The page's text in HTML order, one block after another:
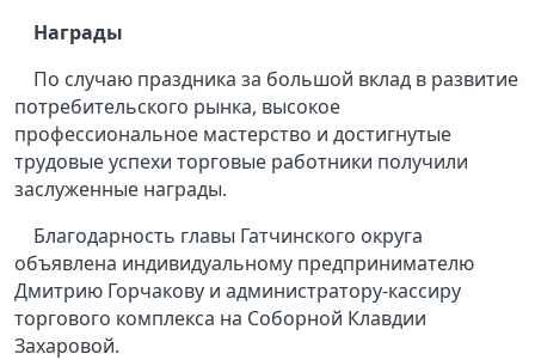
Награды
По случаю праздника за большой вклад в развитие
потребительского рынка, высокое
профессиональное мастерство и достигнутые
трудовые успехи торговые работники получили
заслуженные награды.
Благодарность главы Гатчинского округа
объявлена индивидуальному предпринимателю
Дмитрию Горчакову и администратору-кассиру
торгового комплекса на Соборной Клавдии
Захаровой.